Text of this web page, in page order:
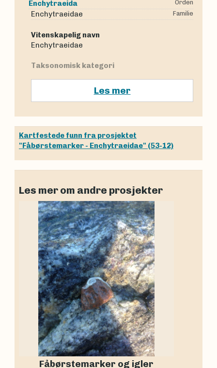
Enchytraeida Orden
Enchytraeidae Familie
Vitenskapelig navn
Enchytraeidae
Taksonomisk kategori
Les mer
Kartfestede funn fra prosjektet
"Fåbørstemarker - Enchytraeidae" (53-12)
Les mer om andre prosjekter
Fåbørstemarker og igler